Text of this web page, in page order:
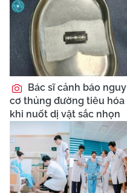
Bác sĩ cảnh báo nguy
cơ thủng đường tiêu hóa
khi nuốt dị vật sắc nhọn